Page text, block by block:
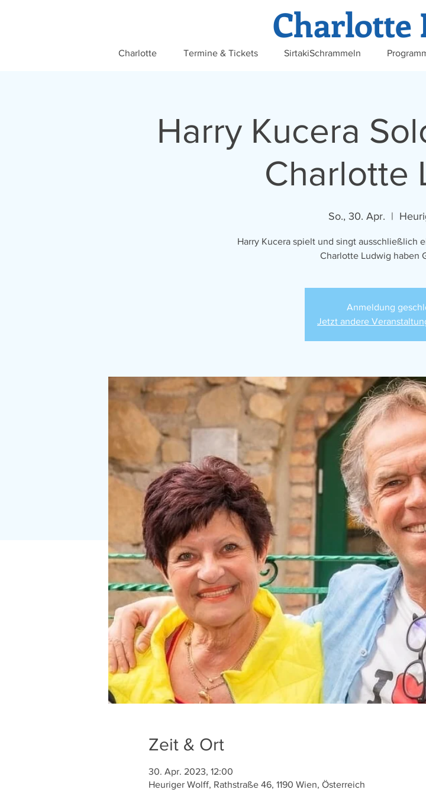
Charlotte
Charlotte Termine & Tickets SirtakiSchrammeln
Harry Kucera
Charlotte
So., 30. Apr.
  |
Harry Kucera spielt und singt ausschließlich
Charlotte Ludwig haben
Anmeldung
Jetzt andere
Zeit & Ort
30. Apr. 2023, 12:00
Heuriger Wolff, Rathstraße 46, 1190 Wien, Österreich